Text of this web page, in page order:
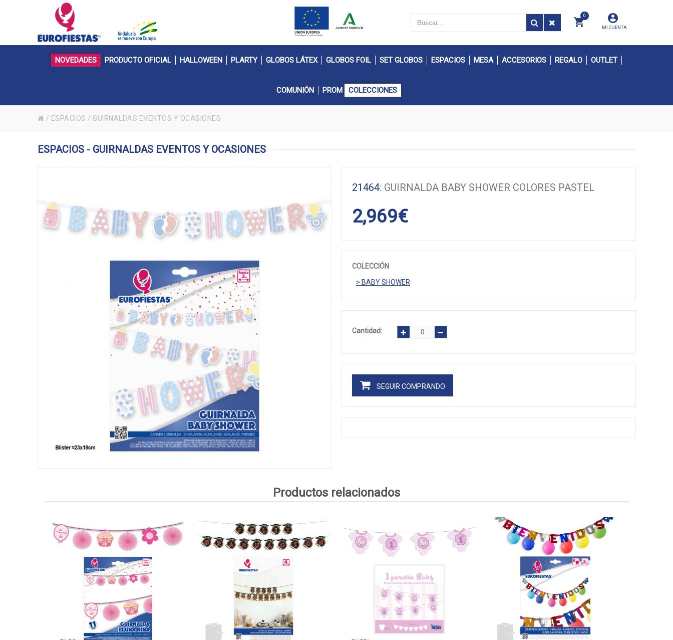
MI CUENTA
0
NOVEDADES PRODUCTO OFICIAL HALLOWEEN PLARTY GLOBOS LÁTEX GLOBOS FOIL SET GLOBOS ESPACIOS MESA ACCESORIOS REGALO OUTLET
COMUNIÓN PROM COLECCIONES
/ ESPACIOS / GUIRNALDAS EVENTOS Y OCASIONES
ESPACIOS - GUIRNALDAS EVENTOS Y OCASIONES
21464: GUIRNALDA BABY SHOWER COLORES PASTEL
2,969€
COLECCIÓN
> BABY SHOWER
Cantidad:
SEGUIR COMPRANDO
Productos relacionados